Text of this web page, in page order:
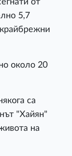
от
5,7
около 20
са
"Хайян"
на